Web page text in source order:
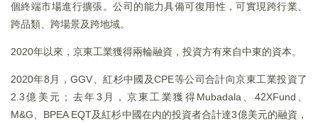
個終端市場進行擴張。公司的能力具備可復用性，可實現跨行業、
跨品類、跨場景及跨地域。
2020年以來，京東工業獲得兩輪融資，投資方有來自中東的資本。
2020年8月，GGV、紅杉中國及CPE等公司合計向京東工業投資了
2.3億美元；去年3月，京東工業獲得Mubadala、42XFund、
M&G、BPEA EQT及紅杉中國在内的投資者合計達3億美元的融資，